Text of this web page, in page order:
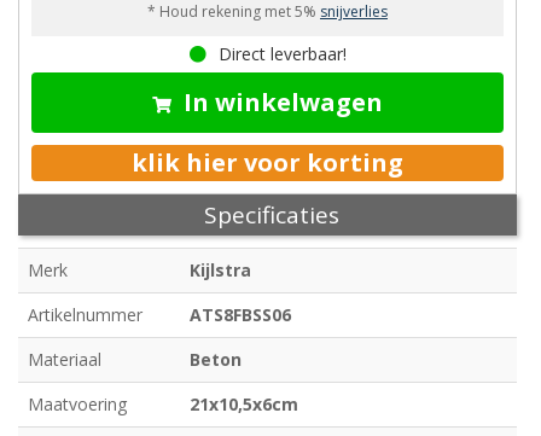
* Houd rekening met 5% snijverlies
Direct leverbaar!
In winkelwagen
klik hier voor korting
Specificaties
Merk
Kijlstra
Artikelnummer
ATS8FBSS06
Materiaal
Beton
Maatvoering
21x10,5x6cm